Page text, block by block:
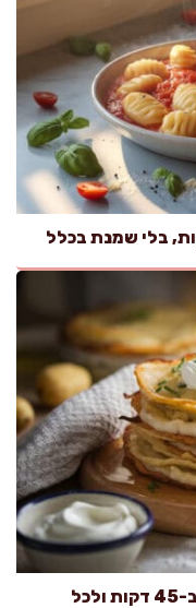
בלינצ'ס תפוחי אדמה מפנק שמוכן ב-45 דקות ולכל